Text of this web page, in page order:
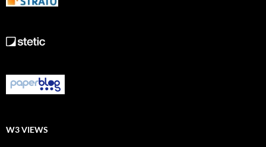
W3 VIEWS